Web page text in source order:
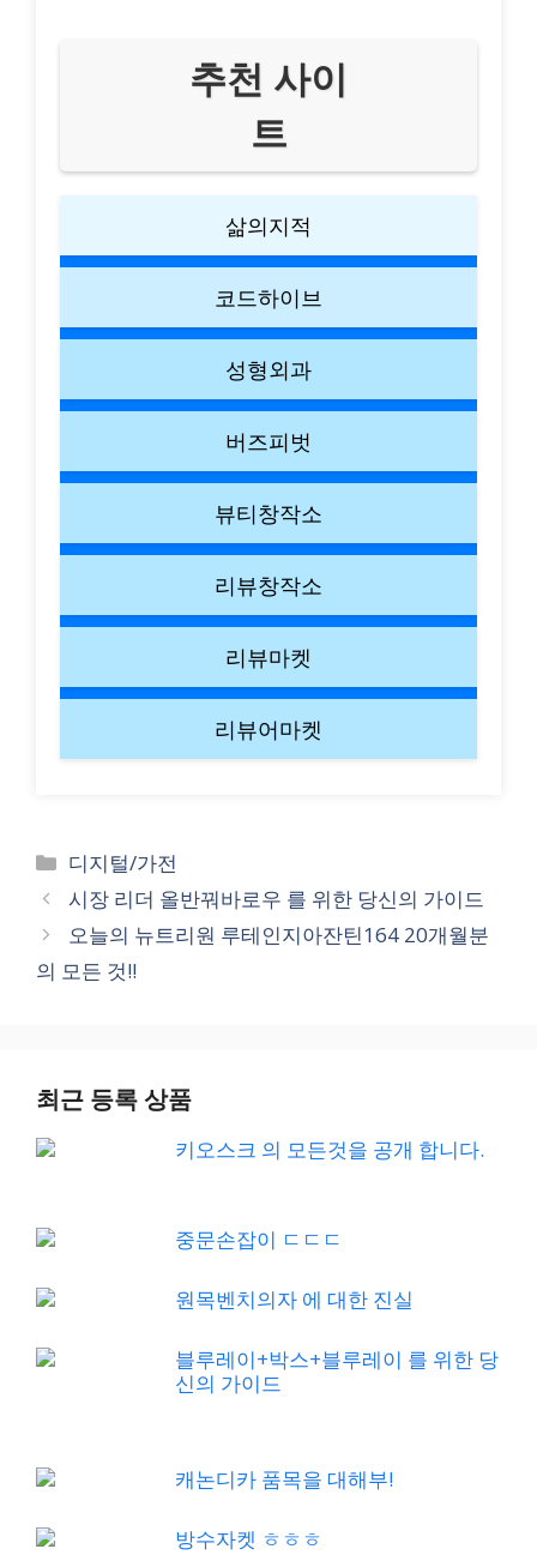
추천 사이
트
삶의지적
코드하이브
성형외과
버즈피벗
뷰티창작소
리뷰창작소
리뷰마켓
리뷰어마켓
Categories
디지털/가전
시장 리더 올반꿔바로우 를 위한 당신의 가이드
오늘의 뉴트리원 루테인지아잔틴164 20개월분
의 모든 것!!
최근 등록 상품
키오스크 의 모든것을 공개 합니다.
중문손잡이 ㄷㄷㄷ
원목벤치의자 에 대한 진실
블루레이+박스+블루레이 를 위한 당
신의 가이드
캐논디카 품목을 대해부!
방수자켓 ㅎㅎㅎ